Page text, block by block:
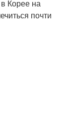
Корее на
почти